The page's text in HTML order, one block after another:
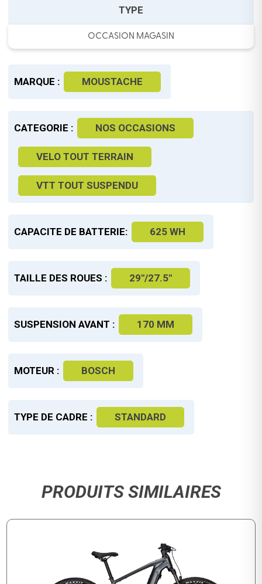
TYPE
OCCASION MAGASIN
MARQUE : MOUSTACHE
CATEGORIE : NOS OCCASIONS
VELO TOUT TERRAIN
VTT TOUT SUSPENDU
CAPACITE DE BATTERIE: 625 WH
TAILLE DES ROUES : 29"/27.5"
SUSPENSION AVANT : 170 MM
MOTEUR : BOSCH
TYPE DE CADRE : STANDARD
PRODUITS SIMILAIRES